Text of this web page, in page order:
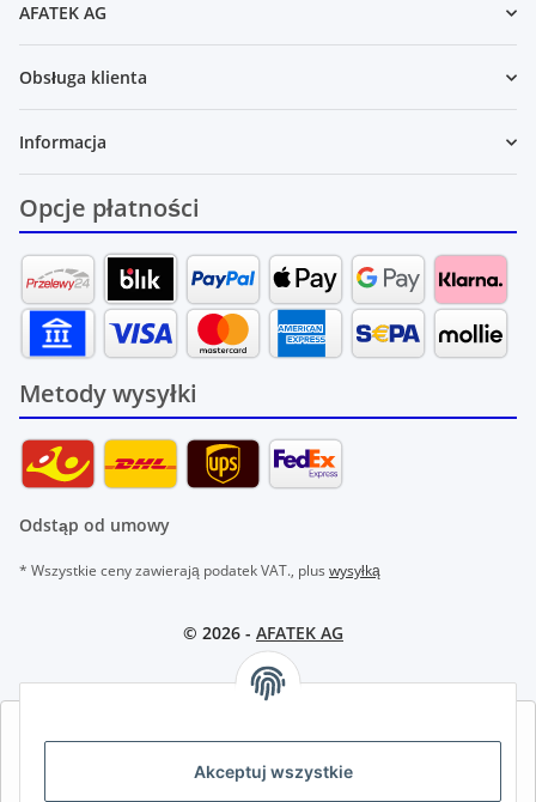
Akceptuj wszystkie
AFATEK AG
Obsługa klienta
Informacja
Opcje płatności
Metody wysyłki
Odstąp od umowy
* Wszystkie ceny zawierają podatek VAT., plus wysyłką
© 2026 - AFATEK AG
AFATEK INTERNATIONAL – WYBIERZ REGION I JĘZYK | SELECT